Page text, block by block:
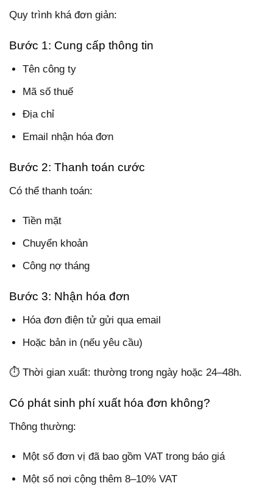
Quy trình khá đơn giản:
Bước 1: Cung cấp thông tin
Tên công ty
Mã số thuế
Địa chỉ
Email nhận hóa đơn
Bước 2: Thanh toán cước
Có thể thanh toán:
Tiền mặt
Chuyển khoản
Công nợ tháng
Bước 3: Nhận hóa đơn
Hóa đơn điện tử gửi qua email
Hoặc bản in (nếu yêu cầu)
⏱ Thời gian xuất: thường trong ngày hoặc 24–48h.
Có phát sinh phí xuất hóa đơn không?
Thông thường:
Một số đơn vị đã bao gồm VAT trong báo giá
Một số nơi cộng thêm 8–10% VAT